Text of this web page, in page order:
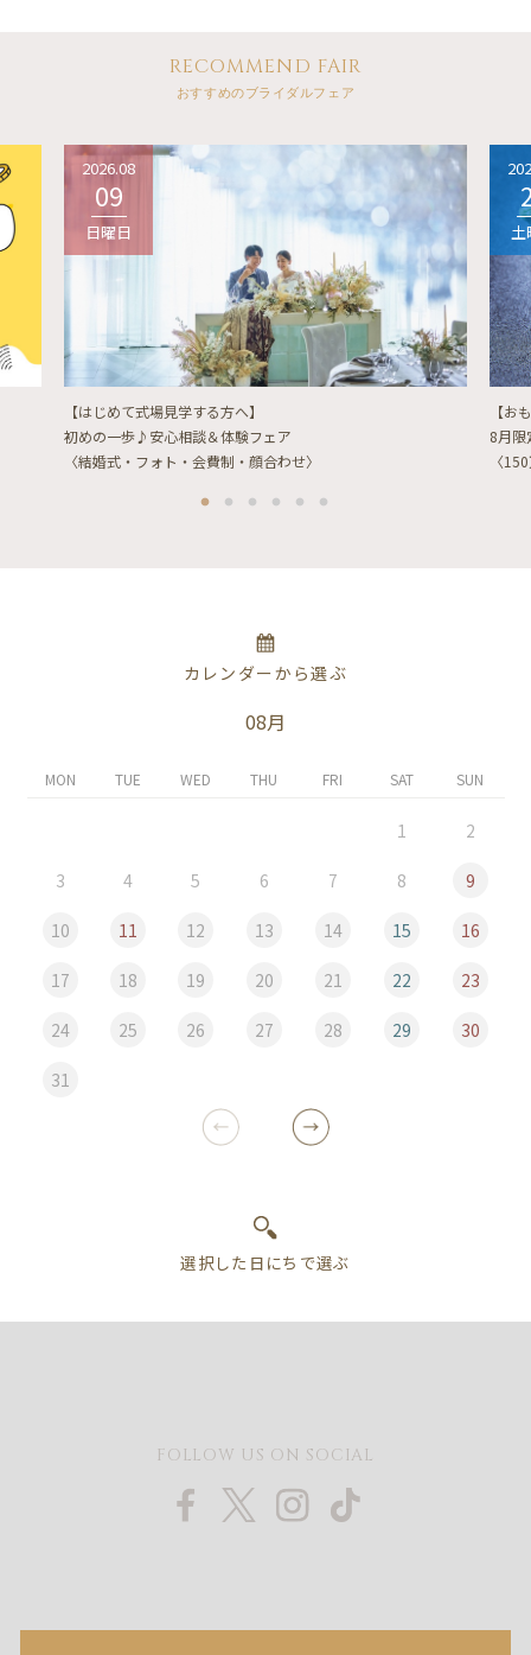
RECOMMEND FAIR
おすすめのブライダルフェア
2026.08
09
日曜日
【はじめて式場見学する方へ】
初めの一歩♪安心相談＆体験フェア
〈結婚式・フォト・会費制・顔合わせ〉
土
【お
8月限
〈
カレンダーから選ぶ
08月
MON TUE WED THU FRI SAT SUN
1 2
3 4 5 6 7 8 9
10 11 12 13 14 15 16
17 18 19 20 21 22 23
24 25 26 27 28 29 30
31
FOLLOW US ON SOCIAL